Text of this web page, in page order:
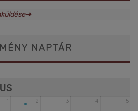
NAPTÁR
1 2
• 3 4 5